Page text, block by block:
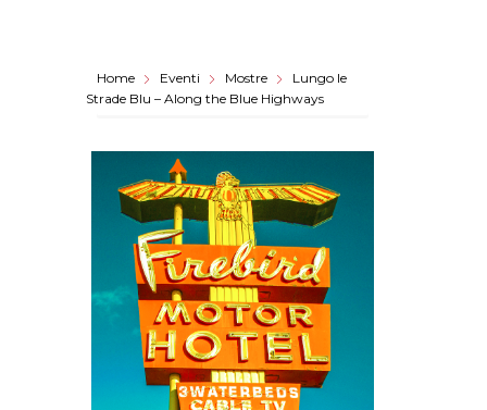
Home Eventi Mostre
Lungo le
Strade Blu – Along the Blue Highways